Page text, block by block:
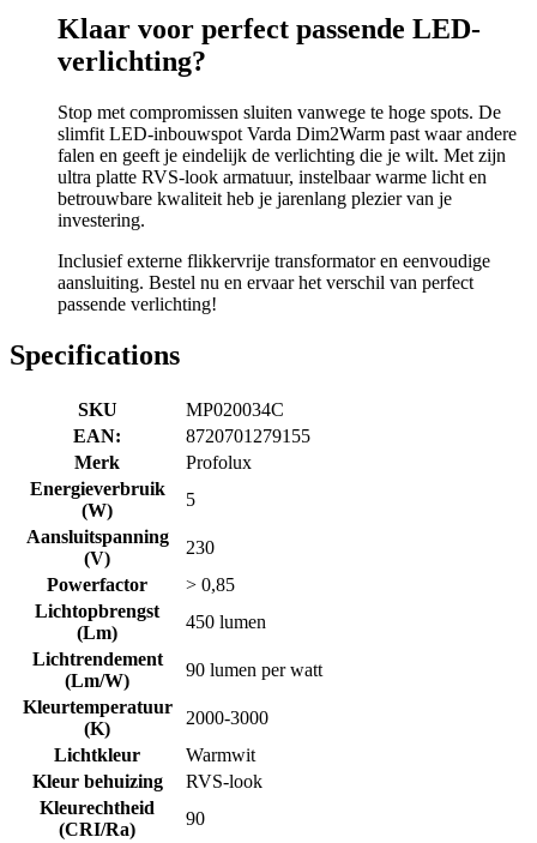
Klaar voor perfect passende LED-
verlichting?
Stop met compromissen sluiten vanwege te hoge spots. De
slimfit LED-inbouwspot Varda Dim2Warm past waar andere
falen en geeft je eindelijk de verlichting die je wilt. Met zijn
ultra platte RVS-look armatuur, instelbaar warme licht en
betrouwbare kwaliteit heb je jarenlang plezier van je
investering.
Inclusief externe flikkervrije transformator en eenvoudige
aansluiting. Bestel nu en ervaar het verschil van perfect
passende verlichting!
Specifications
SKU
MP020034C
EAN:
8720701279155
Merk
Profolux
Energieverbruik
(W)
5
Aansluitspanning
(V)
230
Powerfactor
> 0,85
Lichtopbrengst
(Lm)
450 lumen
Lichtrendement
(Lm/W)
90 lumen per watt
Kleurtemperatuur
(K)
2000-3000
Lichtkleur
Warmwit
Kleur behuizing
RVS-look
Kleurechtheid
(CRI/Ra)
90